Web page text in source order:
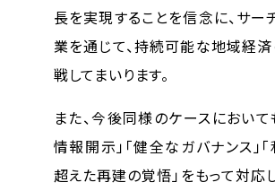
長を実現することを信念に、サー
業を通じて、持続可能な地域経
戦してまいります。
また、今後同様のケースにおいて
情報開示」「健全なガバナンス」
超えた再建の覚悟」をもって対応